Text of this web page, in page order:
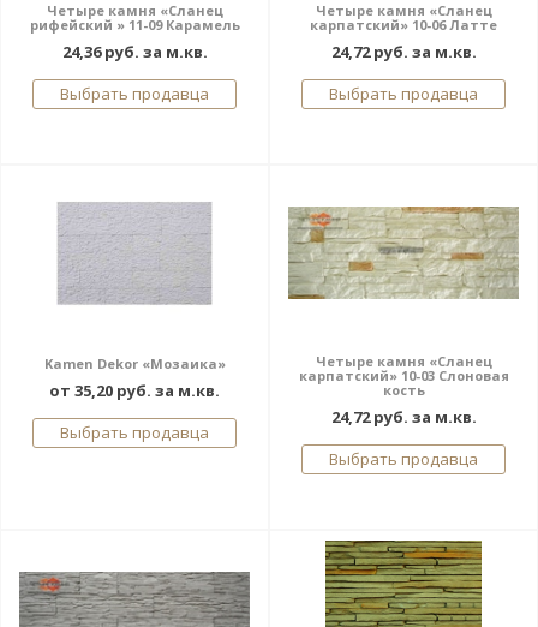
Четыре камня «Сланец
рифейский » 11-09 Карамель
24,36 руб. за м.кв.
Выбрать продавца
Четыре камня «Сланец
карпатский» 10-06 Латте
24,72 руб. за м.кв.
Выбрать продавца
Kamen Dekor «Мозаика»
от 35,20 руб. за м.кв.
Выбрать продавца
Четыре камня «Сланец
карпатский» 10-03 Слоновая
кость
24,72 руб. за м.кв.
Выбрать продавца